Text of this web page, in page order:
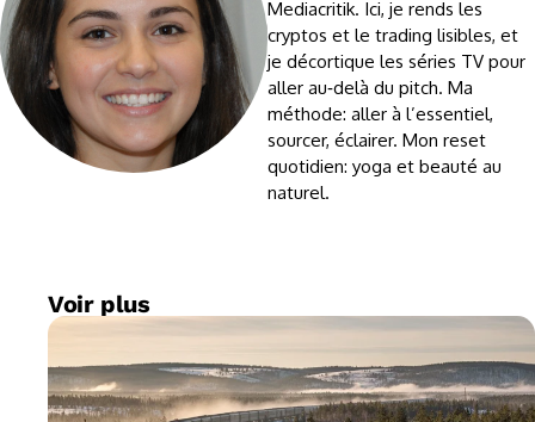
Mediacritik. Ici, je rends les
cryptos et le trading lisibles, et
je décortique les séries TV pour
aller au‑delà du pitch. Ma
méthode: aller à l’essentiel,
sourcer, éclairer. Mon reset
quotidien: yoga et beauté au
naturel.
Voir plus